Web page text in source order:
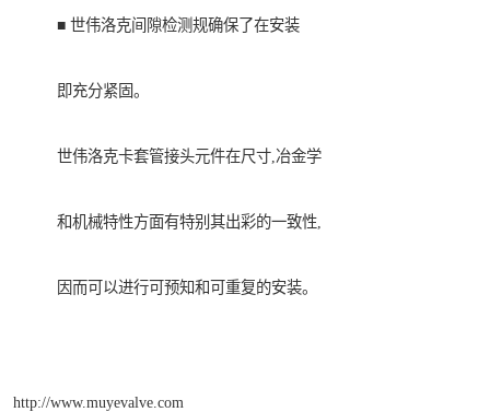
■ 世伟洛克间隙检测规确保了在安装
即充分紧固。
世伟洛克卡套管接头元件在尺寸,冶金学
和机械特性方面有特别其出彩的一致性,
因而可以进行可预知和可重复的安装。
http://www.muyevalve.com